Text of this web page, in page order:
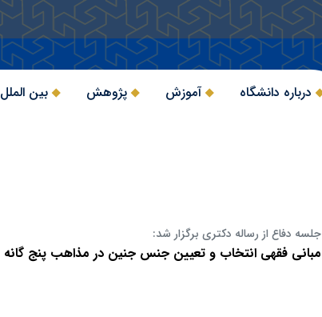
درباره دانشگاه آموزش پژوهش بین الملل
جلسه دفاع از رساله دکتری برگزار شد:
مبانی فقهی انتخاب و تعیین جنس جنین در مذاهب پنج گانه